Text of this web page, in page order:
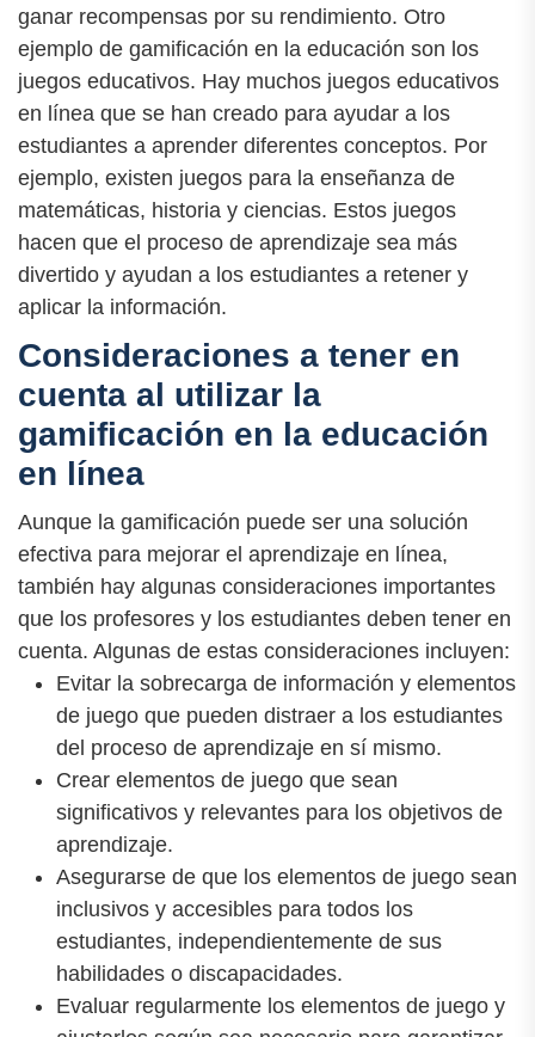
ganar recompensas por su rendimiento. Otro
ejemplo de gamificación en la educación son los
juegos educativos. Hay muchos juegos educativos
en línea que se han creado para ayudar a los
estudiantes a aprender diferentes conceptos. Por
ejemplo, existen juegos para la enseñanza de
matemáticas, historia y ciencias. Estos juegos
hacen que el proceso de aprendizaje sea más
divertido y ayudan a los estudiantes a retener y
aplicar la información.
Consideraciones a tener en
cuenta al utilizar la
gamificación en la educación
en línea
Aunque la gamificación puede ser una solución
efectiva para mejorar el aprendizaje en línea,
también hay algunas consideraciones importantes
que los profesores y los estudiantes deben tener en
cuenta. Algunas de estas consideraciones incluyen:
Evitar la sobrecarga de información y elementos
de juego que pueden distraer a los estudiantes
del proceso de aprendizaje en sí mismo.
Crear elementos de juego que sean
significativos y relevantes para los objetivos de
aprendizaje.
Asegurarse de que los elementos de juego sean
inclusivos y accesibles para todos los
estudiantes, independientemente de sus
habilidades o discapacidades.
Evaluar regularmente los elementos de juego y